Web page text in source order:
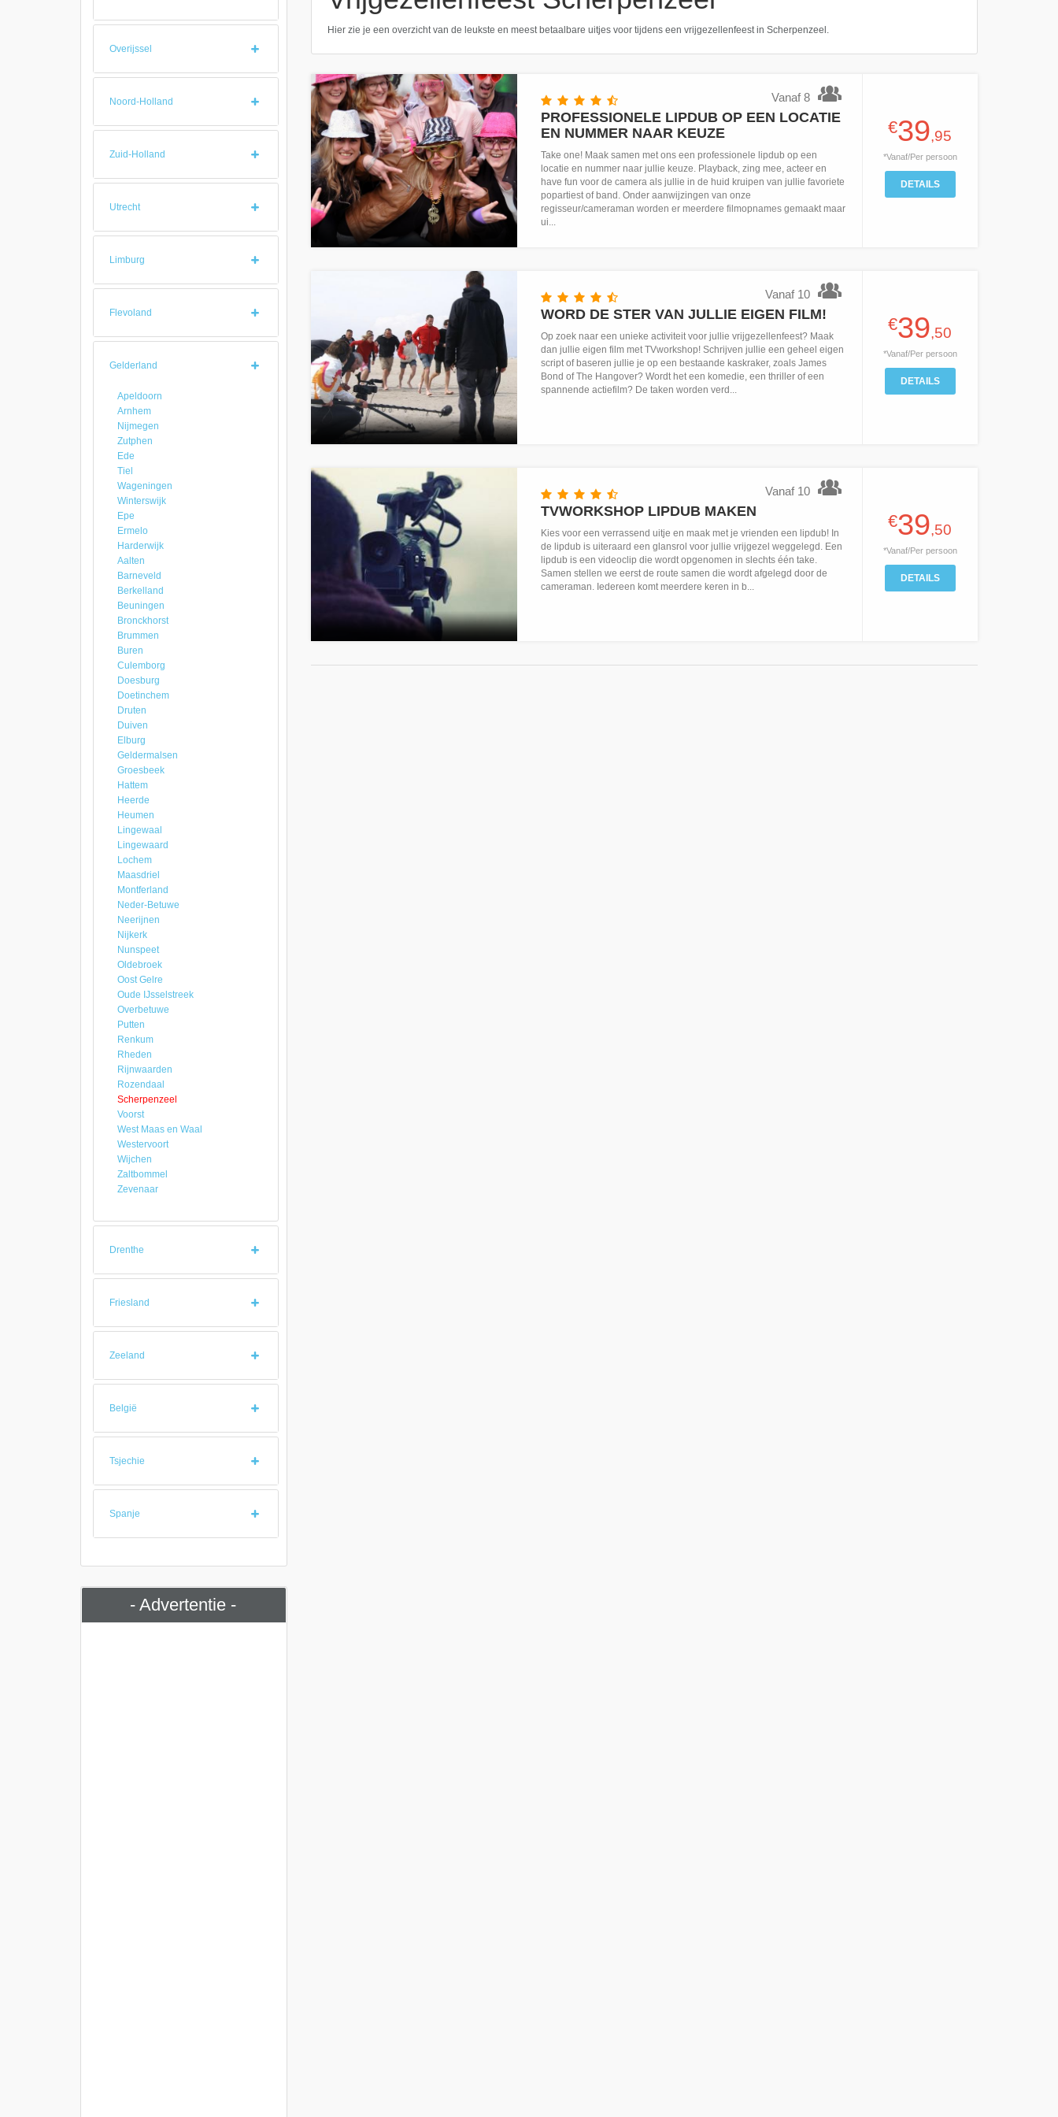
Overijssel
Noord-Holland
Zuid-Holland
Utrecht
Limburg
Flevoland
Gelderland
Apeldoorn
Arnhem
Nijmegen
Zutphen
Ede
Tiel
Wageningen
Winterswijk
Epe
Ermelo
Harderwijk
Aalten
Barneveld
Berkelland
Beuningen
Bronckhorst
Brummen
Buren
Culemborg
Doesburg
Doetinchem
Druten
Duiven
Elburg
Geldermalsen
Groesbeek
Hattem
Heerde
Heumen
Lingewaal
Lingewaard
Lochem
Maasdriel
Montferland
Neder-Betuwe
Neerijnen
Nijkerk
Nunspeet
Oldebroek
Oost Gelre
Oude IJsselstreek
Overbetuwe
Putten
Renkum
Rheden
Rijnwaarden
Rozendaal
Scherpenzeel
Voorst
West Maas en Waal
Westervoort
Wijchen
Zaltbommel
Zevenaar
Drenthe
Friesland
Zeeland
België
Tsjechie
Spanje
- Advertentie -
Hier zie je een overzicht van de leukste en meest betaalbare uitjes voor tijdens een vrijgezellenfeest in Scherpenzeel.
Vanaf 8
PROFESSIONELE LIPDUB OP EEN LOCATIE
EN NUMMER NAAR KEUZE
Take one! Maak samen met ons een professionele lipdub op een
locatie en nummer naar jullie keuze. Playback, zing mee, acteer en
have fun voor de camera als jullie in de huid kruipen van jullie favoriete
popartiest of band. Onder aanwijzingen van onze
regisseur/cameraman worden er meerdere filmopnames gemaakt maar
ui...
€39,95
*Vanaf/Per persoon
DETAILS
Vanaf 10
WORD DE STER VAN JULLIE EIGEN FILM!
Op zoek naar een unieke activiteit voor jullie vrijgezellenfeest? Maak
dan jullie eigen film met TVworkshop! Schrijven jullie een geheel eigen
script of baseren jullie je op een bestaande kaskraker, zoals James
Bond of The Hangover? Wordt het een komedie, een thriller of een
spannende actiefilm? De taken worden verd...
€39,50
*Vanaf/Per persoon
DETAILS
Vanaf 10
TVWORKSHOP LIPDUB MAKEN
Kies voor een verrassend uitje en maak met je vrienden een lipdub! In
de lipdub is uiteraard een glansrol voor jullie vrijgezel weggelegd. Een
lipdub is een videoclip die wordt opgenomen in slechts één take.
Samen stellen we eerst de route samen die wordt afgelegd door de
cameraman. Iedereen komt meerdere keren in b...
€39,50
*Vanaf/Per persoon
DETAILS